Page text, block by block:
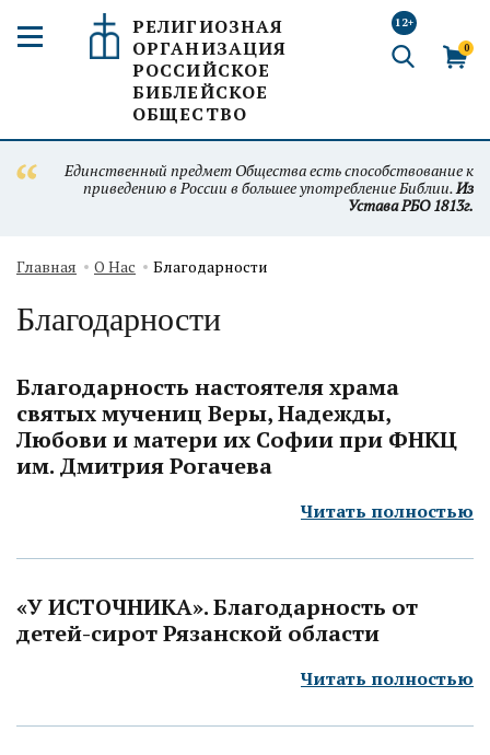
РЕЛИГИОЗНАЯ
ОРГАНИЗАЦИЯ
РОССИЙСКОЕ
БИБЛЕЙСКОЕ
ОБЩЕСТВО
12+
0
Единственный предмет Общества есть способствование к
приведению в России в большее употребление Библии.Из
Устава РБО 1813г.
Главная О Нас Благодарности
Благодарности
Благодарность настоятеля храма
святых мучениц Веры, Надежды,
Любови и матери их Софии при ФНКЦ
им. Дмитрия Рогачева
Читать полностью
«У ИСТОЧНИКА». Благодарность от
детей-сирот Рязанской области
Читать полностью